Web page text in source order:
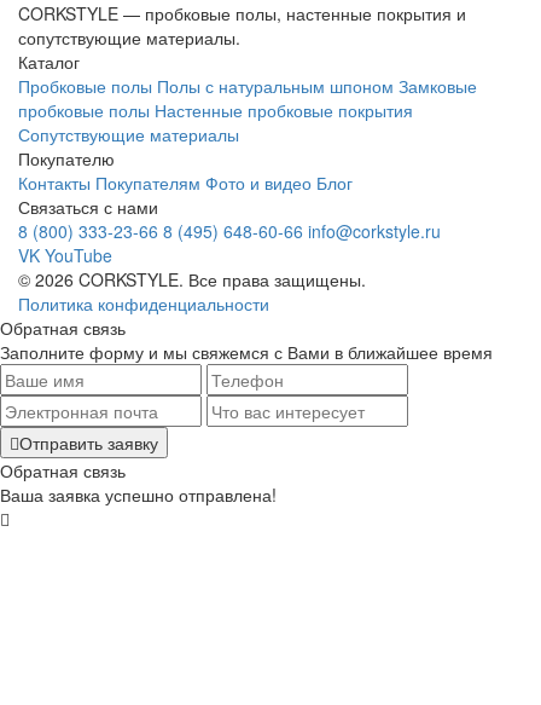
CORKSTYLE — пробковые полы, настенные покрытия и
сопутствующие материалы.
Каталог
Пробковые полы Полы с натуральным шпоном Замковые
пробковые полы Настенные пробковые покрытия
Сопутствующие материалы
Покупателю
Контакты Покупателям Фото и видео Блог
Связаться с нами
8 (800) 333-23-66 8 (495) 648-60-66 info@corkstyle.ru
VK YouTube
© 2026 CORKSTYLE. Все права защищены.
Политика конфиденциальности
Обратная связь
Заполните форму и мы свяжемся с Вами в ближайшее время
Отправить заявку
Обратная связь
Ваша заявка успешно отправлена!